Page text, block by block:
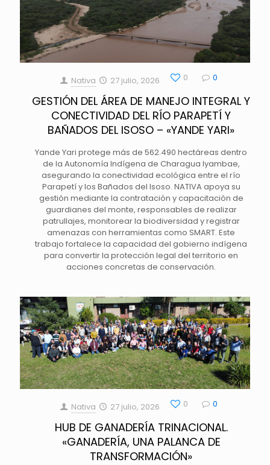
Nativa 27 julio, 2026 0 0
GESTIÓN DEL ÁREA DE MANEJO INTEGRAL Y
CONECTIVIDAD DEL RÍO PARAPETÍ Y
BAÑADOS DEL ISOSO – «YANDE YARI»
Yande Yari protege más de 562.490 hectáreas dentro
de la Autonomía Indígena de Charagua Iyambae,
asegurando la conectividad ecológica entre el río
Parapetí y los Bañados del Isoso. NATIVA apoya su
gestión mediante la contratación y capacitación de
guardianes del monte, responsables de realizar
patrullajes, monitorear la biodiversidad y registrar
amenazas con herramientas como SMART. Este
trabajo fortalece la capacidad del gobierno indígena
para convertir la protección legal del territorio en
acciones concretas de conservación.
Nativa 27 julio, 2026 0 0
HUB DE GANADERÍA TRINACIONAL.
«GANADERÍA, UNA PALANCA DE
TRANSFORMACIÓN»